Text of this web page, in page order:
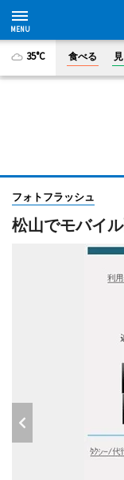
35°C 食べる
フォトフラッシュ
松山でモバイ